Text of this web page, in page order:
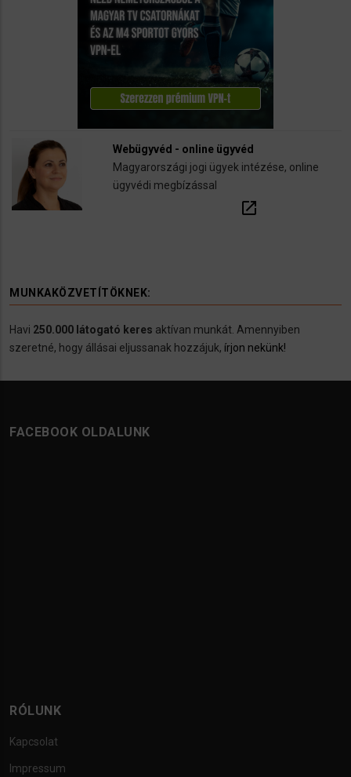
Webügyvéd - online ügyvéd
Magyarországi jogi ügyek intézése, online
ügyvédi megbízással
open_in_new
MUNKAKÖZVETÍTÖKNEK:
Havi 250.000 látogató keres aktívan munkát. Amennyiben
szeretné, hogy állásai eljussanak hozzájuk, írjon nekünk!
FACEBOOK OLDALUNK
RÓLUNK
Kapcsolat
Impressum